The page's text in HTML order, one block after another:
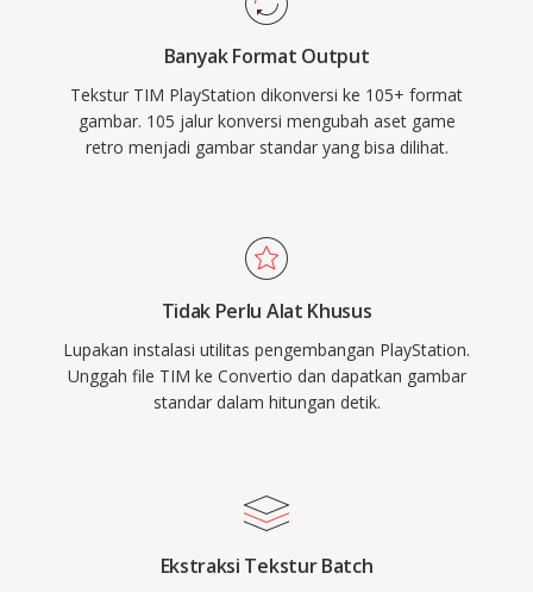
Banyak Format Output
Tekstur TIM PlayStation dikonversi ke 105+ format
gambar. 105 jalur konversi mengubah aset game
retro menjadi gambar standar yang bisa dilihat.
Tidak Perlu Alat Khusus
Lupakan instalasi utilitas pengembangan PlayStation.
Unggah file TIM ke Convertio dan dapatkan gambar
standar dalam hitungan detik.
Ekstraksi Tekstur Batch